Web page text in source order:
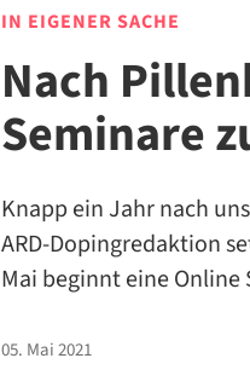
IN EIGENER SACHE
Nach
Seminare
Knapp ein Jahr nach
ARD-Dopingredaktion
Mai beginnt eine
05. Mai 2021